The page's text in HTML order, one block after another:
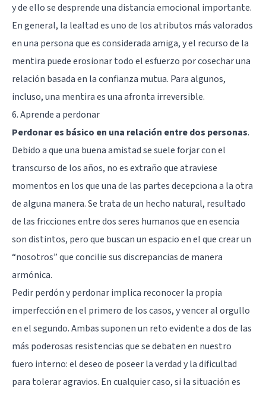
y de ello se desprende una distancia emocional importante.
En general, la lealtad es uno de los atributos más valorados
en una persona que es considerada amiga, y el recurso de la
mentira puede erosionar todo el esfuerzo por cosechar una
relación basada en la confianza mutua. Para algunos,
incluso, una mentira es una afronta irreversible.
6. Aprende a perdonar
Perdonar es básico en una relación entre dos personas.
Debido a que una buena amistad se suele forjar con el
transcurso de los años, no es extraño que atraviese
momentos en los que una de las partes decepciona a la otra
de alguna manera. Se trata de un hecho natural, resultado
de las fricciones entre dos seres humanos que en esencia
son distintos, pero que buscan un espacio en el que crear un
“nosotros” que concilie sus discrepancias de manera
armónica.
Pedir perdón y perdonar implica reconocer la propia
imperfección en el primero de los casos, y vencer al orgullo
en el segundo. Ambas suponen un reto evidente a dos de las
más poderosas resistencias que se debaten en nuestro
fuero interno: el deseo de poseer la verdad y la dificultad
para tolerar agravios. En cualquier caso, si la situación es